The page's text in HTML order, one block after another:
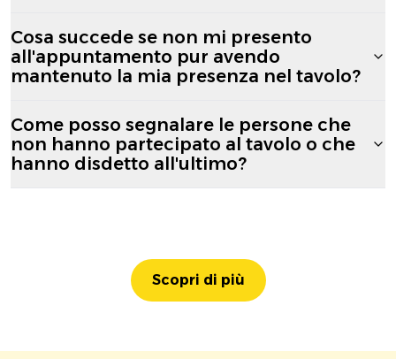
Cosa succede se non mi presento
all'appuntamento pur avendo
mantenuto la mia presenza nel tavolo?
Come posso segnalare le persone che
non hanno partecipato al tavolo o che
hanno disdetto all'ultimo?
Scopri di più